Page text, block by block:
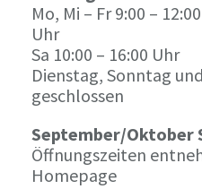
Mo, Mi – Fr 9:00 –
Uhr
Sa 10:00 – 16:00 Uhr
Dienstag, Sonntag
geschlossen
September/Oktober
Öffnungszeiten
Homepage